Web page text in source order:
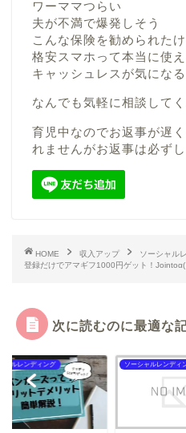
ワーママつらい
夫が不満で爆発しそう
こんな保険を勧められた
格安スマホって本当に使え
キャッシュレスが気にな
なんでも気軽に相談してく
育児中なのでお返事が遅
れませんがお返事は必ずし
HOME 収入アップ
ソーシャル
登録だけでアマギフ1000円ゲット！
次に読むのに最適な
ャルレンディング ソーシャルレンディ